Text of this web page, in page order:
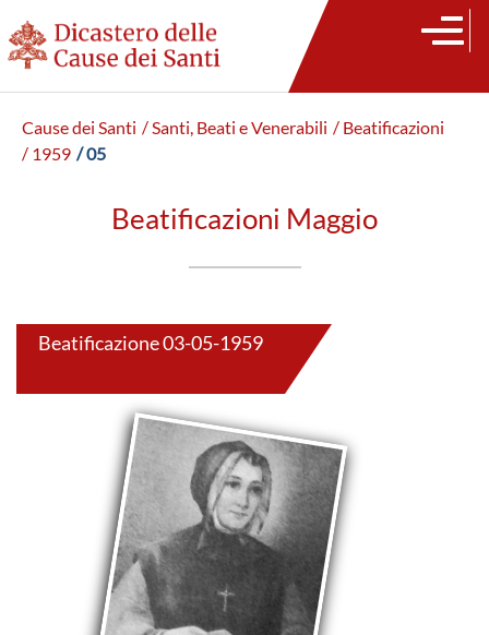
Cause dei Santi / Santi, Beati e Venerabili / Beatificazioni
/ 1959 / 05
Beatificazioni Maggio
Beatificazione 03-05-1959